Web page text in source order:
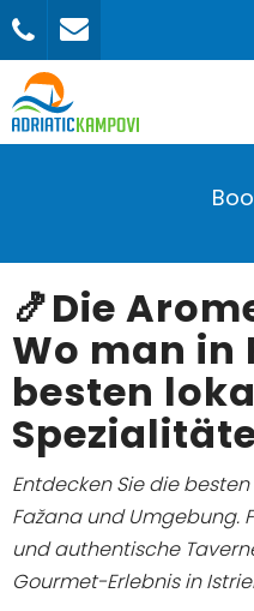
🍤Die
Wo man in
besten
Entdecken Sie die
Fažana und Umgebung.
und authentische
Gourmet-Erlebnis in